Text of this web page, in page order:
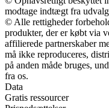
modtage indtægt fra
© Alle rettigheder
produkter, der er købt via
affilierede partnerskaber
må ikke reproduceres,
på anden måde bruges,
fra os.
Data
Gratis ressourcer